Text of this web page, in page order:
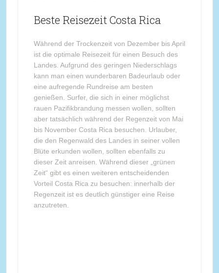
Beste Reisezeit Costa Rica
Während der Trockenzeit von Dezember bis April
ist die optimale Reisezeit für einen Besuch des
Landes. Aufgrund des geringen Niederschlags
kann man einen wunderbaren Badeurlaub oder
eine aufregende Rundreise am besten
genießen. Surfer, die sich in einer möglichst
rauen Pazifikbrandung messen wollen, sollten
aber tatsächlich während der Regenzeit von Mai
bis November Costa Rica besuchen. Urlauber,
die den Regenwald des Landes in seiner vollen
Blüte erkunden wollen, sollten ebenfalls zu
dieser Zeit anreisen. Während dieser „grünen
Zeit“ gibt es einen weiteren entscheidenden
Vorteil Costa Rica zu besuchen: innerhalb der
Regenzeit ist es deutlich günstiger eine Reise
anzutreten.